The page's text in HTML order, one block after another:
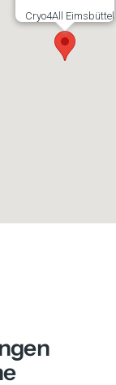
Cryo4All Eimsbüttel